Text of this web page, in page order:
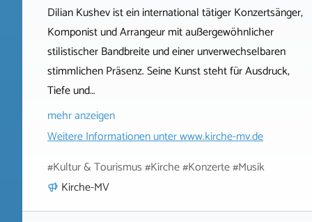
Dilian Kushev ist ein international tätiger Konzertsänger,
Komponist und Arrangeur mit außergewöhnlicher
stilistischer Bandbreite und einer unverwechselbaren
stimmlichen Präsenz. Seine Kunst steht für Ausdruck,
Tiefe und…
mehr anzeigen
Weitere Informationen unterwww.kirche-mv.de
#Kultur & Tourismus #Kirche #Konzerte #Musik
Kirche-MV